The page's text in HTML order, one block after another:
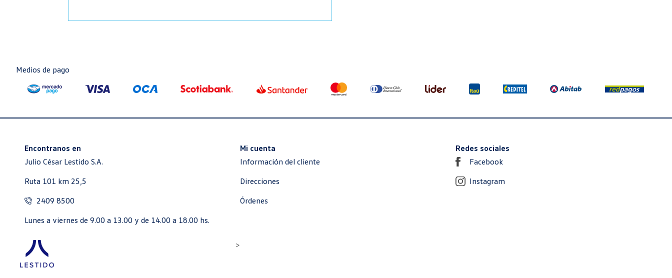
Medios de pago
Encontranos en
Julio César Lestido S.A.
Ruta 101 km 25,5
2409 8500
Lunes a viernes de 9.00 a 13.00 y de 14.00 a 18.00 hs.
Mi cuenta
Información del cliente
Direcciones
Órdenes
Redes sociales
Facebook
Instagram
>